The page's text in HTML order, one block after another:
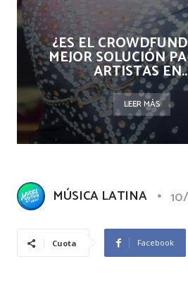
¿ES EL
MEJOR SOLUCIÓN
ARTISTAS
LEER MÁS
MÚSICA LATINA
Cuota Facebook